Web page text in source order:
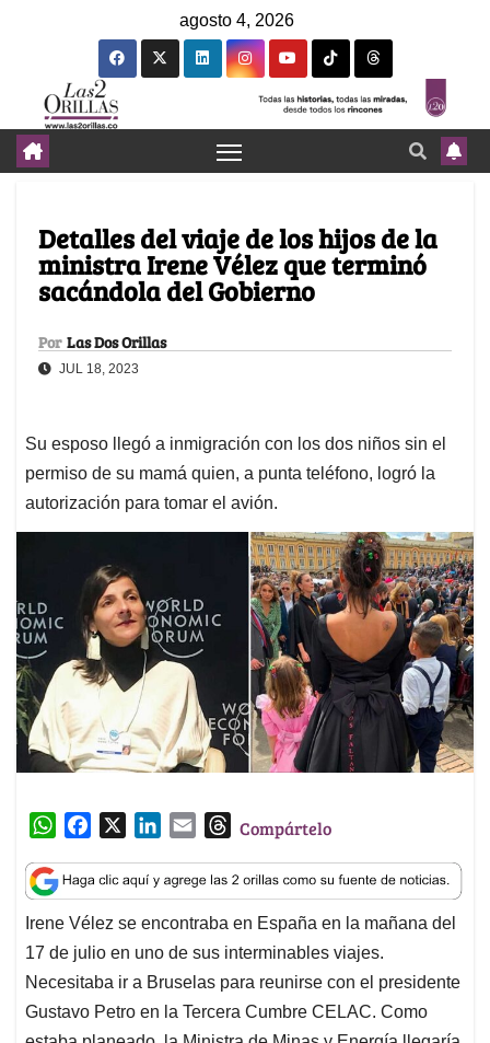
agosto 4, 2026
Detalles del viaje de los hijos de la
ministra Irene Vélez que terminó
sacándola del Gobierno
Por Las Dos Orillas
JUL 18, 2023
Su esposo llegó a inmigración con los dos niños sin el
permiso de su mamá quien, a punta teléfono, logró la
autorización para tomar el avión.
W
a
t
s
A
p
p
c
e
b
o
o
k
n
k
e
d
I
n
a
i
l
T
r
e
a
d
s
Compártelo
Irene Vélez se encontraba en España en la mañana del
17 de julio en uno de sus interminables viajes.
Necesitaba ir a Bruselas para reunirse con el presidente
Gustavo Petro en la Tercera Cumbre CELAC. Como